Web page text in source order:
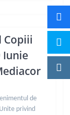
Copiii
Iunie
de
privind